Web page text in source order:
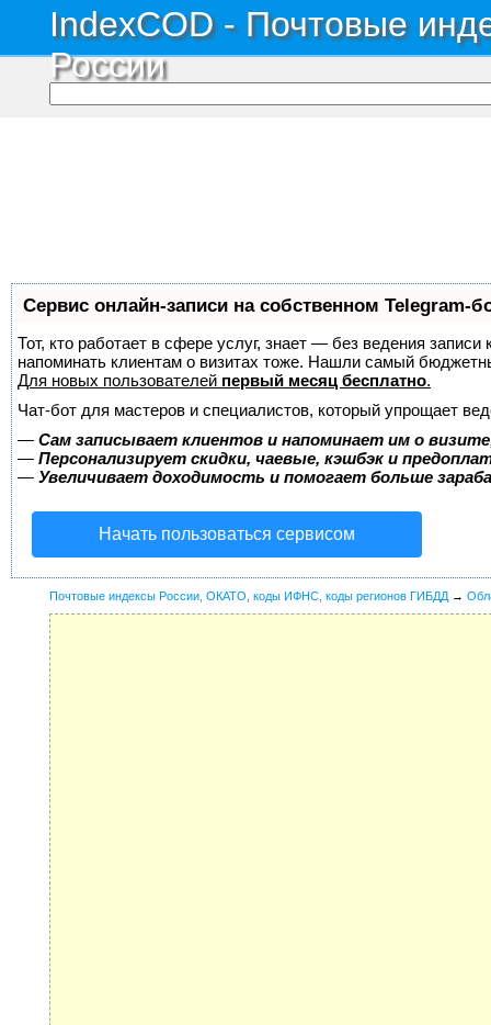
IndexCOD - Почтовые
России
Сервис онлайн-записи на собственном Telegram-
Тот, кто работает в сфере услуг, знает — без ведения
напоминать клиентам о визитах тоже. Нашли самый
Для новых пользователей первый месяц бесплатно.
Чат-бот для мастеров и специалистов, который упрощает
— Сам записывает клиентов и напоминает им о
— Персонализирует скидки, чаевые, кэшбэк и
— Увеличивает доходимость и помогает больше
Начать пользоваться сервисом
Почтовые индексы России, ОКАТО, коды ИФНС, коды регионов ГИБДД →